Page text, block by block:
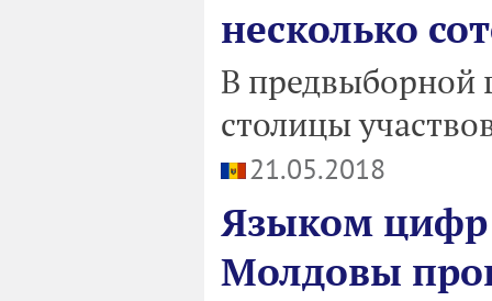
несколько
В предвыборной
столицы
21.05.2018
Языком цифр
Молдовы